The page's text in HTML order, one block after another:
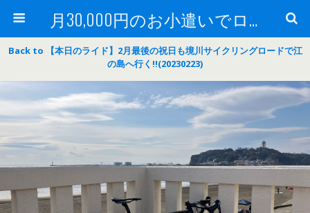
月30,000円のお小遣いでロードバイク
Back to 【本日のライド】2月最後の祝日も境川サイクリングロードで江
の島へ行く‼(20230223)